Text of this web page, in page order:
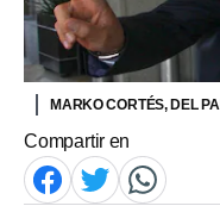
MARKO CORTÉS, DEL
Compartir en